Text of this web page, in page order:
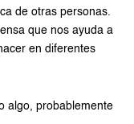
de otras personas.
que nos ayuda a
en diferentes
algo, probablemente